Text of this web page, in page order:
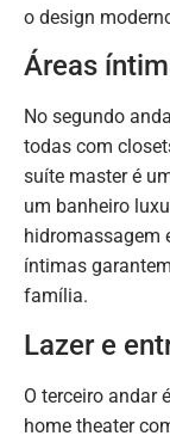
o design
Áreas
No segundo
todas com
suíte master é
um banheiro
hidromassagem
íntimas
família.
Lazer e
O terceiro andar
home theater